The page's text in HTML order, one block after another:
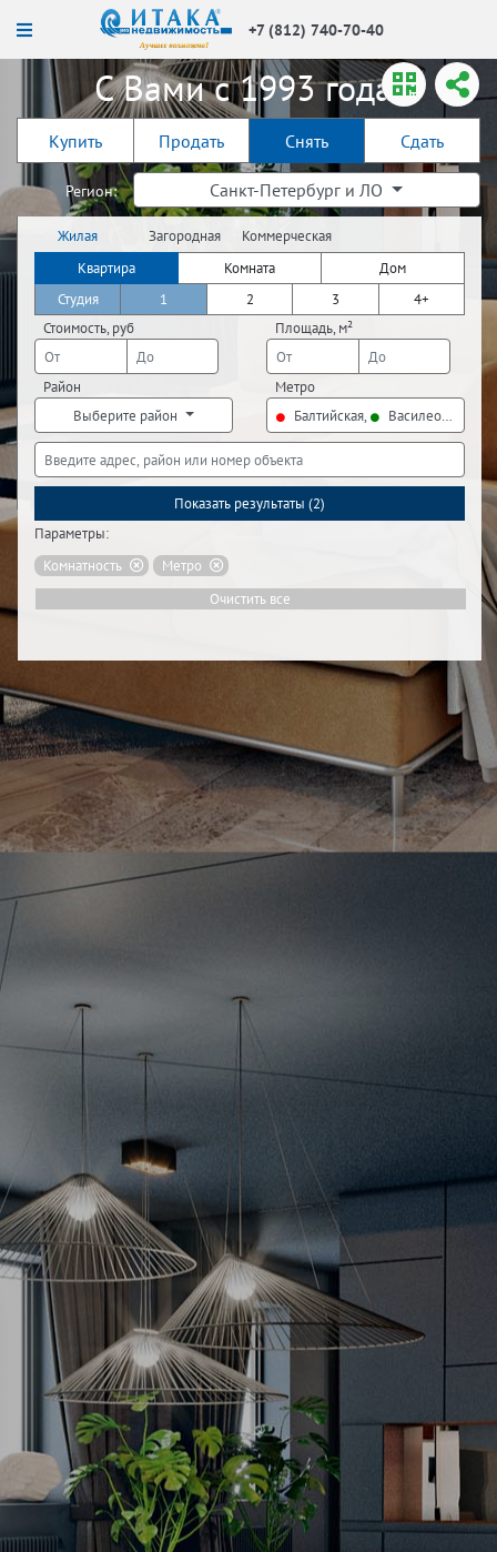
+7 (812) 740-70-40
С Вами с 1993 года!
Купить Продать Снять Сдать
Регион: Санкт-Петербург и ЛО
Жилая
недвижимость
Загородная
недвижимость
Коммерческая
недвижимость
Квартира Комната
Дом
Студия
1 2 3
4+
Стоимость, руб
Площадь, м²
Район
Выберите район
Метро
Балтийская,
Показать результаты (2)
Параметры:
Комнатность
Метро
Очистить все